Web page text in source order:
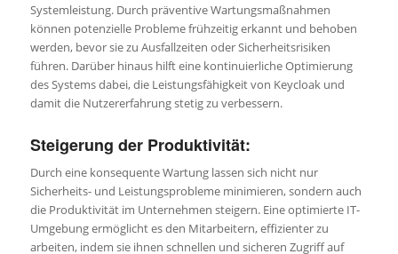
Systemleistung. Durch präventive Wartungsmaßnahmen
können potenzielle Probleme frühzeitig erkannt und behoben
werden, bevor sie zu Ausfallzeiten oder Sicherheitsrisiken
führen. Darüber hinaus hilft eine kontinuierliche Optimierung
des Systems dabei, die Leistungsfähigkeit von Keycloak und
damit die Nutzererfahrung stetig zu verbessern.
Steigerung der Produktivität:
Durch eine konsequente Wartung lassen sich nicht nur
Sicherheits- und Leistungsprobleme minimieren, sondern auch
die Produktivität im Unternehmen steigern. Eine optimierte IT-
Umgebung ermöglicht es den Mitarbeitern, effizienter zu
arbeiten, indem sie ihnen schnellen und sicheren Zugriff auf